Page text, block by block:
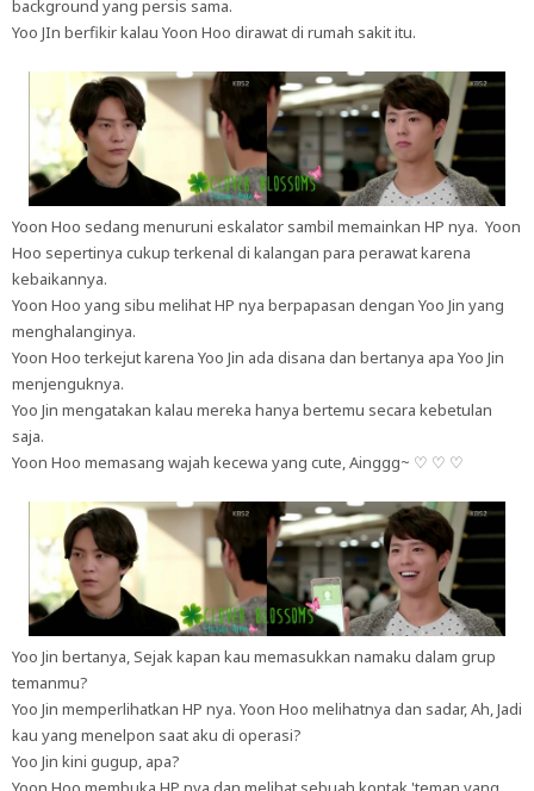
background yang persis sama.
Yoo JIn berfikir kalau Yoon Hoo dirawat di rumah sakit itu.
Yoon Hoo sedang menuruni eskalator sambil memainkan HP nya. Yoon
Hoo sepertinya cukup terkenal di kalangan para perawat karena
kebaikannya.
Yoon Hoo yang sibu melihat HP nya berpapasan dengan Yoo Jin yang
menghalanginya.
Yoon Hoo terkejut karena Yoo Jin ada disana dan bertanya apa Yoo Jin
menjenguknya.
Yoo Jin mengatakan kalau mereka hanya bertemu secara kebetulan
saja.
Yoon Hoo memasang wajah kecewa yang cute, Ainggg~ ♡ ♡ ♡
Yoo Jin bertanya, Sejak kapan kau memasukkan namaku dalam grup
temanmu?
Yoo Jin memperlihatkan HP nya. Yoon Hoo melihatnya dan sadar, Ah, Jadi
kau yang menelpon saat aku di operasi?
Yoo Jin kini gugup, apa?